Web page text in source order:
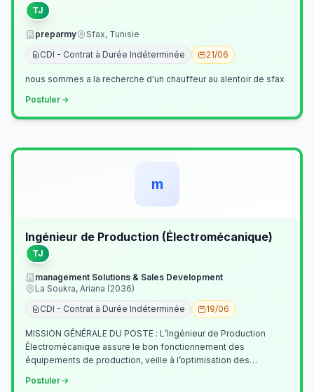
TJ
preparmy
Sfax, Tunisie
CDI - Contrat à Durée Indéterminée
21/06
nous sommes a la recherche d'un chauffeur au alentoir de sfax
Postuler
m
Ingénieur de Production (Électromécanique)
TJ
management Solutions & Sales Development
La Soukra, Ariana (2036)
CDI - Contrat à Durée Indéterminée
19/06
MISSION GÉNÉRALE DU POSTE : L’Ingénieur de Production
Électromécanique assure le bon fonctionnement des
équipements de production, veille à l’optimisation des
Postuler